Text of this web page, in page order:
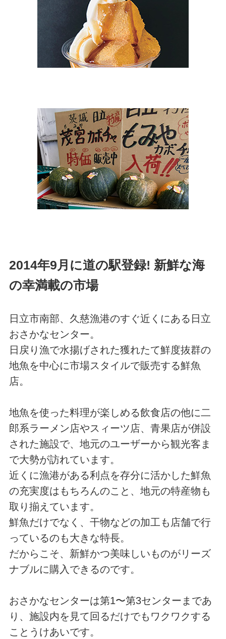
2014年9月に道の駅登録! 新鮮な海
の幸満載の市場
日立市南部、久慈漁港のすぐ近くにある日立
おさかなセンター。
日戻り漁で水揚げされた獲れたて鮮度抜群の
地魚を中心に市場スタイルで販売する鮮魚
店。
地魚を使った料理が楽しめる飲食店の他に二
郎系ラーメン店やスィーツ店、青果店が併設
された施設で、地元のユーザーから観光客ま
で大勢が訪れています。
近くに漁港がある利点を存分に活かした鮮魚
の充実度はもちろんのこと、地元の特産物も
取り揃えています。
鮮魚だけでなく、干物などの加工も店舗で行
っているのも大きな特長。
だからこそ、新鮮かつ美味しいものがリーズ
ナブルに購入できるのです。
おさかなセンターは第1〜第3センターまであ
り、施設内を見て回るだけでもワクワクする
ことうけあいです。